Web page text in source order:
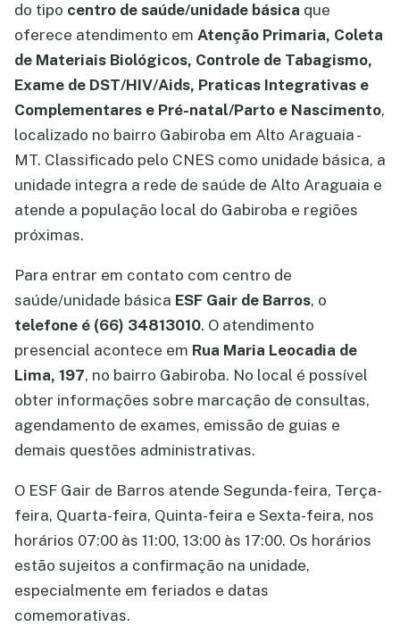
do tipo centro de saúde/unidade básica que
oferece atendimento em Atenção Primaria, Coleta
de Materiais Biológicos, Controle de Tabagismo,
Exame de DST/HIV/Aids, Praticas Integrativas e
Complementares e Pré-natal/Parto e Nascimento,
localizado no bairro Gabiroba em Alto Araguaia -
MT. Classificado pelo CNES como unidade básica, a
unidade integra a rede de saúde de Alto Araguaia e
atende a população local do Gabiroba e regiões
próximas.
Para entrar em contato com centro de
saúde/unidade básica ESF Gair de Barros, o
telefone é (66) 34813010. O atendimento
presencial acontece em Rua Maria Leocadia de
Lima, 197, no bairro Gabiroba. No local é possível
obter informações sobre marcação de consultas,
agendamento de exames, emissão de guias e
demais questões administrativas.
O ESF Gair de Barros atende Segunda-feira, Terça-
feira, Quarta-feira, Quinta-feira e Sexta-feira, nos
horários 07:00 às 11:00, 13:00 às 17:00. Os horários
estão sujeitos a confirmação na unidade,
especialmente em feriados e datas
comemorativas.